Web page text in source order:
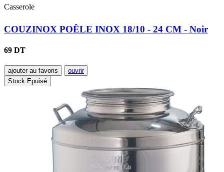
Casserole
COUZINOX POÊLE INOX 18/10 - 24 CM - Noir
69 DT
ajouter au favoris
ouvrir
Stock Epuisé